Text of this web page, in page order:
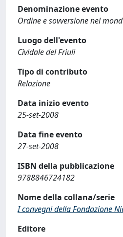
Denominazione evento
Ordine e sovversione nel
Luogo dell'evento
Cividale del Friuli
Tipo di contributo
Relazione
Data inizio evento
25-set-2008
Data fine evento
27-set-2008
ISBN della pubblicazione
9788846724182
Nome della collana/serie
I convegni della Fondazione
Editore